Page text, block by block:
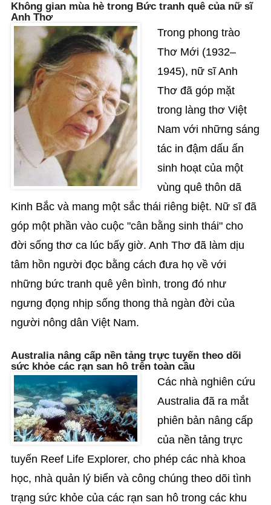
Không gian mùa hè trong Bức tranh quê của nữ sĩ
Anh Thơ
Trong phong trào
Thơ Mới (1932–
1945), nữ sĩ Anh
Thơ đã góp mặt
trong làng thơ Việt
Nam với những sáng
tác in đậm dấu ấn
sinh hoạt của một
vùng quê thôn dã
Kinh Bắc và mang một sắc thái riêng biệt. Nữ sĩ đã
góp một phần vào cuộc "cân bằng sinh thái" cho
đời sống thơ ca lúc bấy giờ. Anh Thơ đã làm dịu
tâm hồn người đọc bằng cách đưa họ về với
những bức tranh quê yên bình, trong đó như
ngưng đọng nhịp sống thong thả ngàn đời của
người nông dân Việt Nam.
Australia nâng cấp nền tảng trực tuyến theo dõi
sức khỏe các rạn san hô trên toàn cầu
Các nhà nghiên cứu
Australia đã ra mắt
phiên bản nâng cấp
của nền tảng trực
tuyến Reef Life Explorer, cho phép các nhà khoa
học, nhà quản lý biển và công chúng theo dõi tình
trạng sức khỏe của các rạn san hô trong các khu